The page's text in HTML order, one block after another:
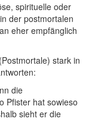
spirituelle oder
der postmortalen
eher empfänglich
stark in
die
Pfister hat sowieso
sieht er die